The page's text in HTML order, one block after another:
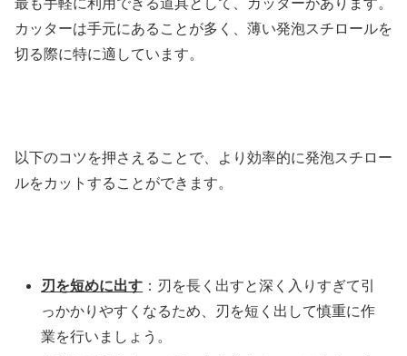
最も手軽に利用できる道具として、カッターがあります。
カッターは手元にあることが多く、薄い発泡スチロールを
切る際に特に適しています。
以下のコツを押さえることで、より効率的に発泡スチロー
ルをカットすることができます。
刃を短めに出す ：刃を長く出すと深く入りすぎて引
っかかりやすくなるため、刃を短く出して慎重に作
業を行いましょう。